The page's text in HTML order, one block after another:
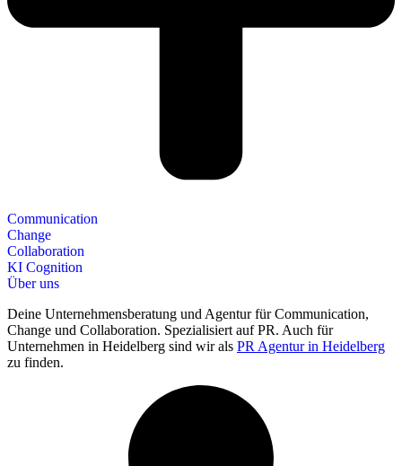
Communication
Change
Collaboration
KI Cognition
Über uns
Deine Unternehmensberatung und Agentur für Communication,
Change und Collaboration. Spezialisiert auf PR. Auch für
Unternehmen in Heidelberg sind wir als PR Agentur in Heidelberg
zu finden.